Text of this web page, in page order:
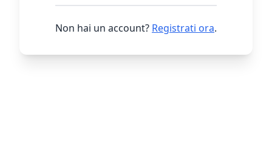
Non hai un account? Registrati ora.